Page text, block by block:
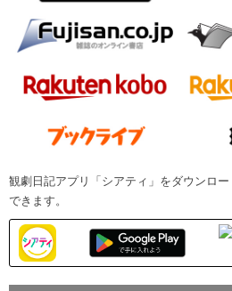
観劇日記アプリ「シアティ」をダウンロ
できます。